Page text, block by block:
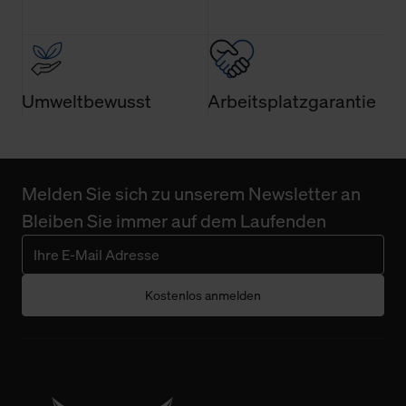
bisherigen Einstellungen und die damit verbundene
Verwendung der Cookies sowie die bis zum Zeitpunkt der
Umweltbewusst Arbeitsplatzgarantie
Melden Sie sich zu unserem Newsletter an
Bleiben Sie immer auf dem Laufenden
Kostenlos anmelden